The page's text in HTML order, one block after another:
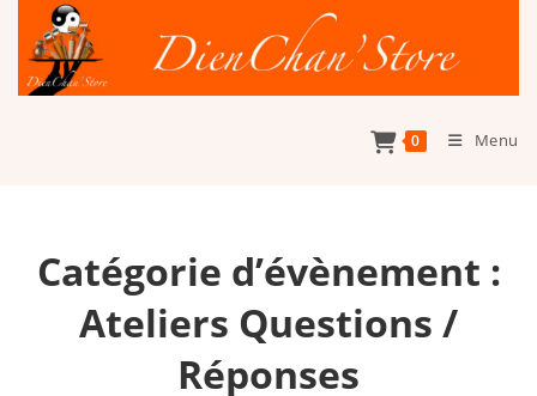
content
0 Menu
Catégorie d’évènement :
Ateliers Questions /
Réponses